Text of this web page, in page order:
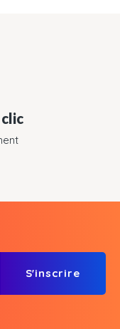
S'inscrire